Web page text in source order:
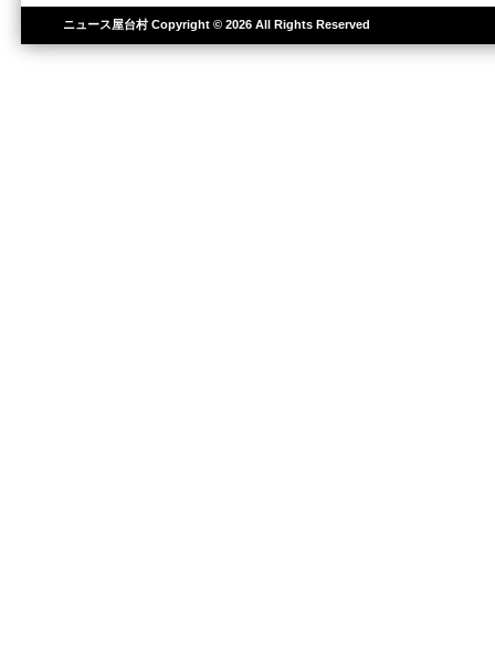
ニュース屋台村Copyright © 2026 All Rights Reserved